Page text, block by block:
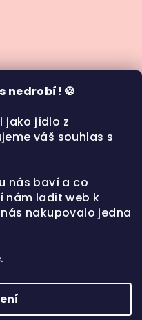
nedrobí! 🍪
jako jídlo z
váš souhlas s
nás baví a co
nám ladit web k
nakupovalo jedna
.